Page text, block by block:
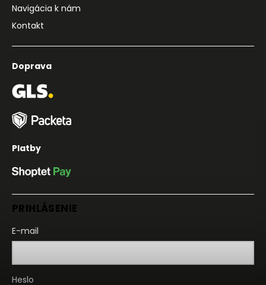
Navigácia k nám
Kontakt
Doprava
Platby
PRIHLÁSENIE
E-mail
Heslo